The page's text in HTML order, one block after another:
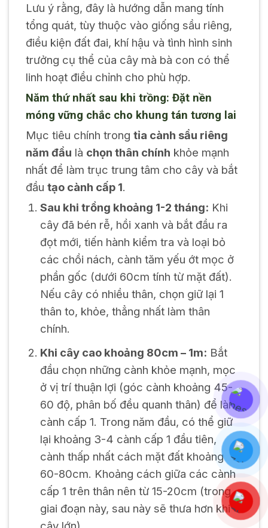
Lưu ý rằng, đây là hướng dẫn mang tính
tổng quát, tùy thuộc vào giống sầu riêng,
điều kiện đất đai, khí hậu và tình hình sinh
trưởng cụ thể của cây mà bà con có thể
linh hoạt điều chỉnh cho phù hợp.
Năm thứ nhất sau khi trồng: Đặt nền
móng vững chắc cho khung tán tương lai
Mục tiêu chính trong tỉa cành sầu riêng
năm đầu là chọn thân chính khỏe mạnh
nhất để làm trục trung tâm cho cây và bắt
đầu tạo cành cấp 1.
Sau khi trồng khoảng 1-2 tháng: Khi
cây đã bén rễ, hồi xanh và bắt đầu ra
đọt mới, tiến hành kiểm tra và loại bỏ
các chồi nách, cành tăm yếu ớt mọc ở
phần gốc (dưới 60cm tính từ mặt đất).
Nếu cây có nhiều thân, chọn giữ lại 1
thân to, khỏe, thẳng nhất làm thân
chính.
Khi cây cao khoảng 80cm – 1m: Bắt
đầu chọn những cành khỏe mạnh, mọc
ở vị trí thuận lợi (góc cành khoảng 45-
60 độ, phân bố đều quanh thân) để làm
cành cấp 1. Trong năm đầu, có thể giữ
lại khoảng 3-4 cành cấp 1 đầu tiên,
cành thấp nhất cách mặt đất khoảng
60-80cm. Khoảng cách giữa các cành
cấp 1 trên thân nên từ 15-20cm (trong
giai đoạn này, sau này sẽ thưa hơn khi